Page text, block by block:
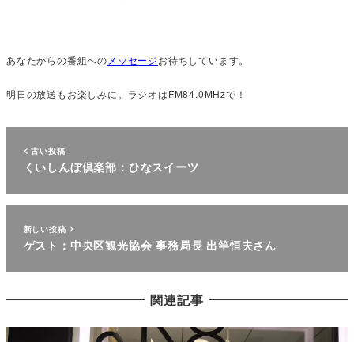
あなたからの番組への メッセージお待ちしています。
明日の放送もお楽しみに。ラジオはFM84.0MHzで！
古い投稿
くいしんぼ倶楽部：ひなスイーツ
新しい投稿
ゲスト：中央区観光協会 事務局長 出竿恒夫さん
関連記事